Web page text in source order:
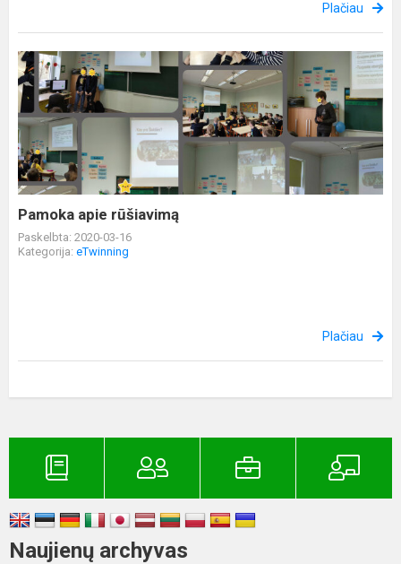
Plačiau
Pamoka
apie
rūšiavimą
Pamoka apie rūšiavimą
Paskelbta: 2020-03-16
Kategorija: eTwinning
Plačiau
Naujienų archyvas